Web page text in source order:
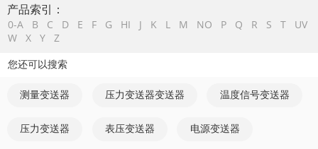
产品索引：
0-A B C D E F G HI J K L M NO P Q R S T
UV
W
X Y Z
您还可以搜索
测量变送器 压力变送器变送器 温度信号变送器
压力变送器 表压变送器 电源变送器